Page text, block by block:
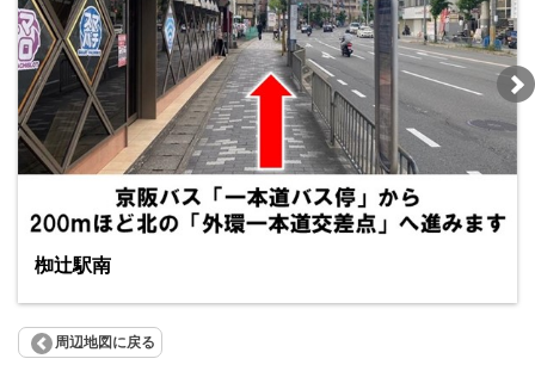
椥辻駅南
周辺地図に戻る